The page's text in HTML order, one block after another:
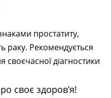
простатиту,
раку. Рекомендується
своєчасної діагностики
своє здоров’я!